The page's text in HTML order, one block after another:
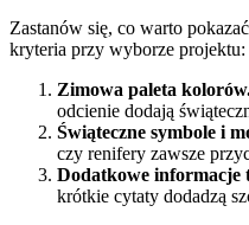
Zastanów się, co warto
kryteria przy wyborze projektu:
Zimowa paleta
odcienie dodają
Świąteczne symbole i
czy renifery zawsze
Dodatkowe informacje
krótkie cytaty dodadzą